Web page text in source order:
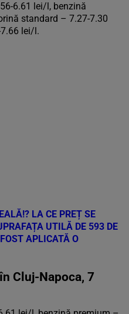
6.61 lei/l, benzină
standard – 7.27-7.30
lei/l.
LA CE PREȚ SE
UTILĂ DE 593 DE
APLICATĂ O
Cluj-Napoca, 7